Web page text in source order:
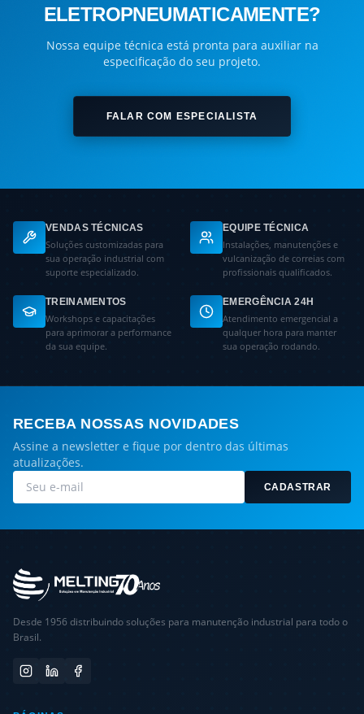
ELETROPNEUMATICAMENTE?
Nossa equipe técnica está pronta para auxiliar na
especificação do seu projeto.
FALAR COM ESPECIALISTA
VENDAS TÉCNICAS
Soluções customizadas para
sua operação industrial com
suporte especializado.
EQUIPE TÉCNICA
Instalações, manutenções e
vulcanização de correias com
profissionais qualificados.
TREINAMENTOS
Workshops e capacitações
para aprimorar a performance
da sua equipe.
EMERGÊNCIA 24H
Atendimento emergencial a
qualquer hora para manter
sua operação rodando.
RECEBA NOSSAS NOVIDADES
Assine a newsletter e fique por dentro das últimas
atualizações.
CADASTRAR
Desde 1956 distribuindo soluções para manutenção industrial para todo o
Brasil.